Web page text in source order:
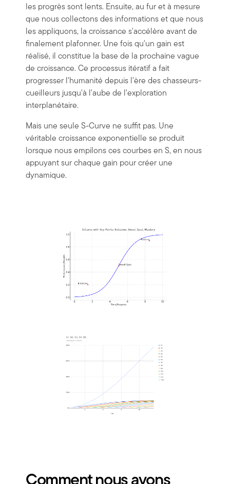
les progrès sont lents. Ensuite, au fur et à mesure
que nous collectons des informations et que nous
les appliquons, la croissance s'accélère avant de
finalement plafonner. Une fois qu'un gain est
réalisé, il constitue la base de la prochaine vague
de croissance. Ce processus itératif a fait
progresser l'humanité depuis l'ère des chasseurs-
cueilleurs jusqu'à l'aube de l'exploration
interplanétaire.
Mais une seule S-Curve ne suffit pas. Une
véritable croissance exponentielle se produit
lorsque nous empilons ces courbes en S, en nous
appuyant sur chaque gain pour créer une
dynamique.